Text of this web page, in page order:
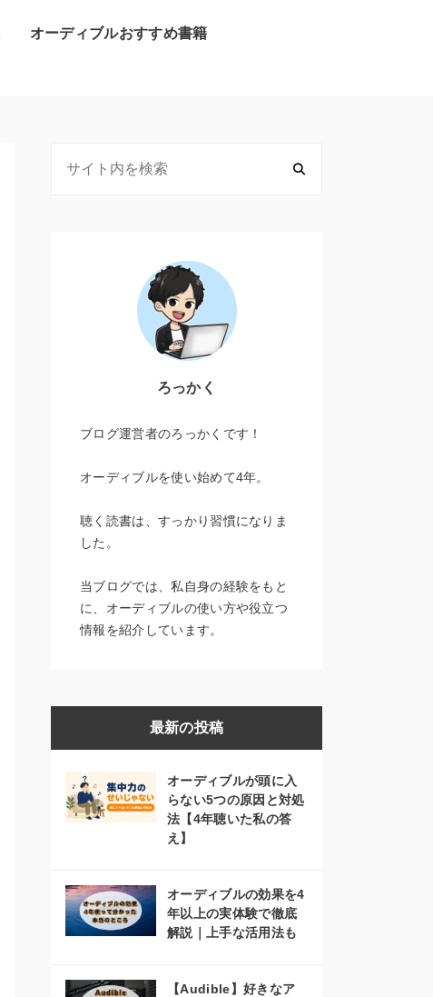
オーディブルおすすめ書籍
ろっかく
ブログ運営者のろっかくです！
オーディブルを使い始めて4年。
聴く読書は、すっかり習慣になりま
した。
当ブログでは、私自身の経験をもと
に、オーディブルの使い方や役立つ
情報を紹介しています。
最新の投稿
オーディブルが頭に入
らない5つの原因と対処
法【4年聴いた私の答
え】
オーディブルの効果を4
年以上の実体験で徹底
解説｜上手な活用法も
【Audible】好きなア